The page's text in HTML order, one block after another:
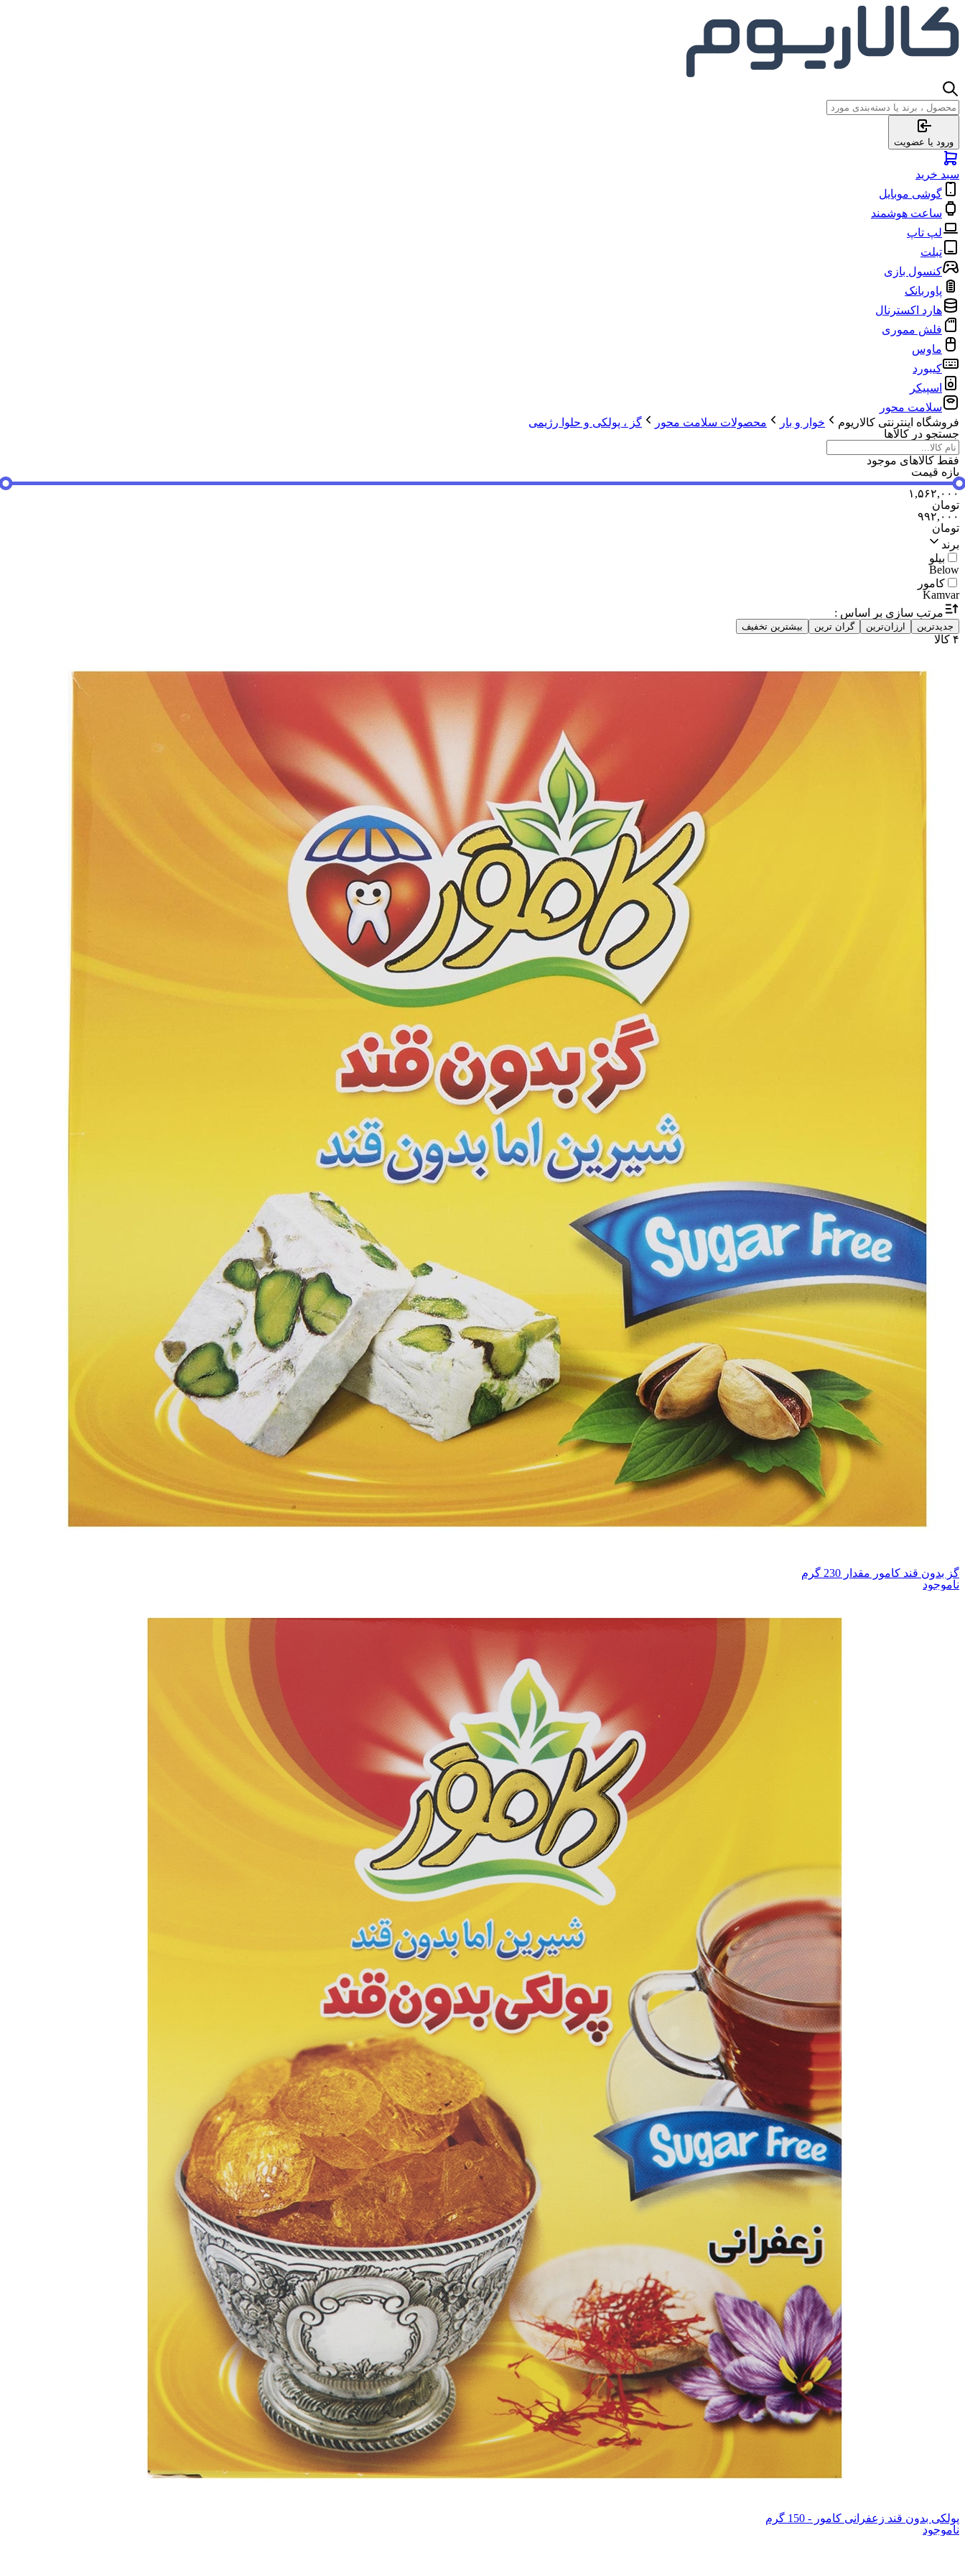
ورود یا عضویت
سبد خرید
گوشی موبایل
ساعت هوشمند
لپ تاپ
تبلت
کنسول بازی
پاوربانک
هارد اکسترنال
فلش مموری
ماوس
کیبورد
اسپیکر
سلامت محور
فروشگاه اینترنتی کالاریوم
خوار و بار محصولات سلامت محور
گز ، پولکی و حلوا رژیمی
جستجو در کالاها
فقط کالاهای موجود
بازه قیمت
۱,۵۶۲,۰۰۰
تومان
۹۹۲,۰۰۰
تومان
برند
بیلو
Below
کامور
Kamvar
مرتب سازی بر اساس :
جدیدترین ارزان‌ترین گران ترین بیشترین تخفیف
۴ کالا
گز بدون قند کامور مقدار 230 گرم
ناموجود
پولکی بدون قند زعفرانی کامور - 150 گرم
ناموجود